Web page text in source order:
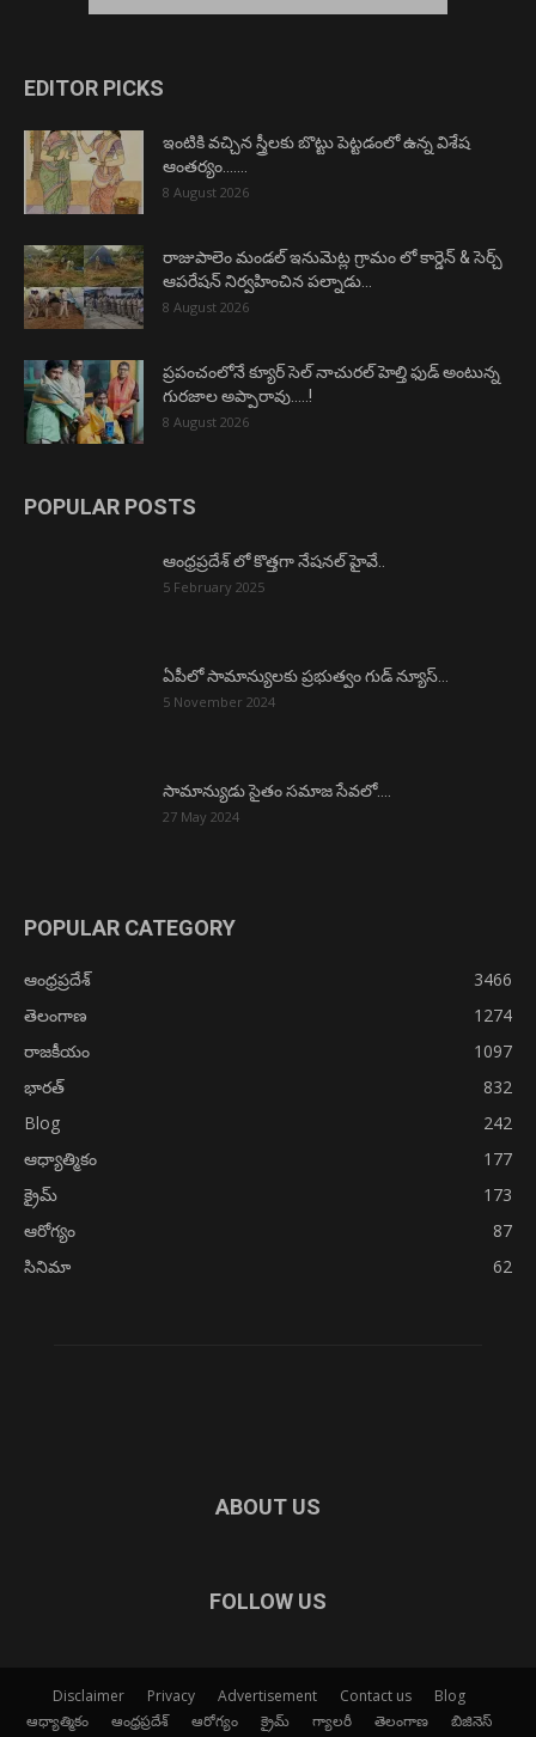
EDITOR PICKS
ఇంటికి వచ్చిన స్త్రీలకు బొట్టు పెట్టడంలో ఉన్న విశేష
ఆంతర్యం…….
8 August 2026
రాజుపాలెం మండల్ ఇనుమెట్ల గ్రామం లో కార్డెన్ & సెర్చ్
ఆపరేషన్ నిర్వహించిన పల్నాడు...
8 August 2026
ప్రపంచంలోనే క్యూర్ సెల్ నాచురల్ హెల్తి ఫుడ్ అంటున్న
గురజాల అప్పారావు…..!
8 August 2026
POPULAR POSTS
ఆంధ్రప్రదేశ్ లో కొత్తగా నేషనల్ హైవే..
5 February 2025
ఏపీలో సామాన్యులకు ప్రభుత్వం గుడ్ న్యూస్…
5 November 2024
సామాన్యుడు సైతం సమాజ సేవలో….
27 May 2024
POPULAR CATEGORY
ఆంధ్రప్రదేశ్
3466
తెలంగాణ
1274
రాజకీయం
1097
భారత్
832
Blog
242
ఆధ్యాత్మికం
177
క్రైమ్
173
ఆరోగ్యం
87
సినిమా
62
ABOUT US
FOLLOW US
Disclaimer Privacy Advertisement Contact us
Blog
ఆధ్యాత్మికం
ఆంధ్రప్రదేశ్ ఆరోగ్యం క్రైమ్ గ్యాలరీ తెలంగాణ
బిజినెస్